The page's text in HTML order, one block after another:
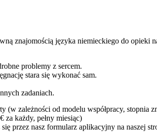
znajomością języka niemieckiego do
problemy z sercem.
stara się wykonać sam.
zadaniach.
(w zależności od modelu współpracy, stopnia
za każdy, pełny miesiąc)
się przez nasz formularz aplikacyjny na